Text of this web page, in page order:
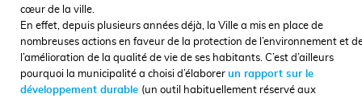
cœur de la ville.
En effet, depuis plusieurs années déjà, la Ville a mis en place de
nombreuses actions en faveur de la protection de l’environnement et
l’amélioration de la qualité de vie de ses habitants. C’est d’ailleurs
pourquoi la municipalité a choisi d’élaborer un rapport sur le
développement durable (un outil habituellement réservé aux